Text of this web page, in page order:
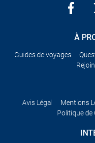
À
Guides de voyages
Avis Légal Mentions
Politique de